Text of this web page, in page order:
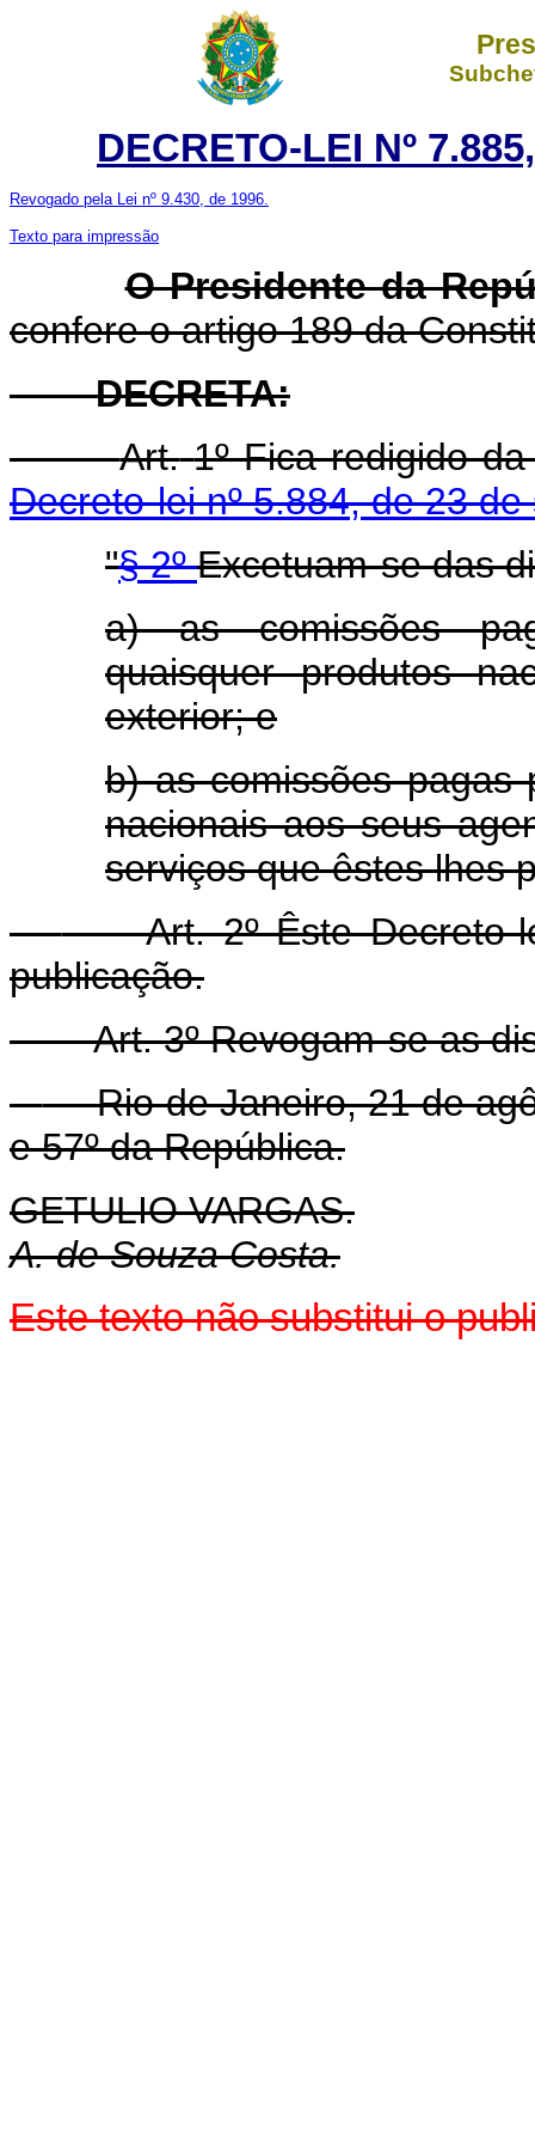
DECRETO-LEI Nº
Revogado pela Lei nº 9.430, de 1996.
Texto para impressão
O Presidente da
confere o artigo 189 da
DECRETA:
Art. 1º Fica redigido
Decreto-lei nº 5.884, de 23
"§ 2ºExcetuam-se das
a) as comissões
quaisquer produtos
exterior; e
b) as comissões pagas
nacionais aos seus
serviços que êstes lhes
Art. 2º Êste
publicação.
Art. 3º Revogam-se as
Rio de Janeiro, 21 de
e 57º da República.
GETULIO VARGAS.
A. de Souza Costa.
Este texto não substitui o